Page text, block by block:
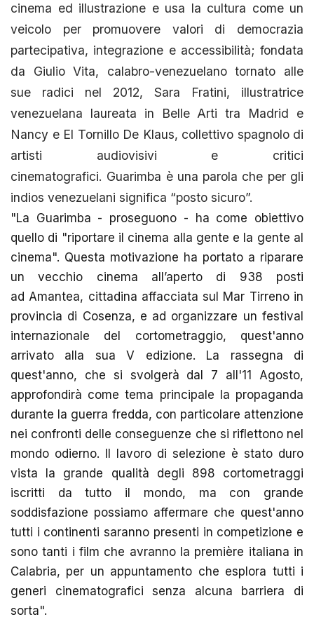
cinema ed illustrazione e usa la cultura come un
veicolo per promuovere valori di democrazia
partecipativa, integrazione e accessibilità; fondata
da Giulio Vita, calabro-venezuelano tornato alle
sue radici nel 2012, Sara Fratini, illustratrice
venezuelana laureata in Belle Arti tra Madrid e
Nancy e El Tornillo De Klaus, collettivo spagnolo di
artisti audiovisivi e critici
cinematografici. Guarimba è una parola che per gli
indios venezuelani significa “posto sicuro”.
"La Guarimba - proseguono - ha come obiettivo
quello di "riportare il cinema alla gente e la gente al
cinema". Questa motivazione ha portato a riparare
un vecchio cinema all’aperto di 938 posti
ad Amantea, cittadina affacciata sul Mar Tirreno in
provincia di Cosenza, e ad organizzare un festival
internazionale del cortometraggio, quest'anno
arrivato alla sua V edizione. La rassegna di
quest'anno, che si svolgerà dal 7 all'11 Agosto,
approfondirà come tema principale la propaganda
durante la guerra fredda, con particolare attenzione
nei confronti delle conseguenze che si riflettono nel
mondo odierno. Il lavoro di selezione è stato duro
vista la grande qualità degli 898 cortometraggi
iscritti da tutto il mondo, ma con grande
soddisfazione possiamo affermare che quest'anno
tutti i continenti saranno presenti in competizione e
sono tanti i film che avranno la première italiana in
Calabria, per un appuntamento che esplora tutti i
generi cinematografici senza alcuna barriera di
sorta".